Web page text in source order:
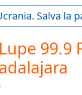
Salva la
99.9